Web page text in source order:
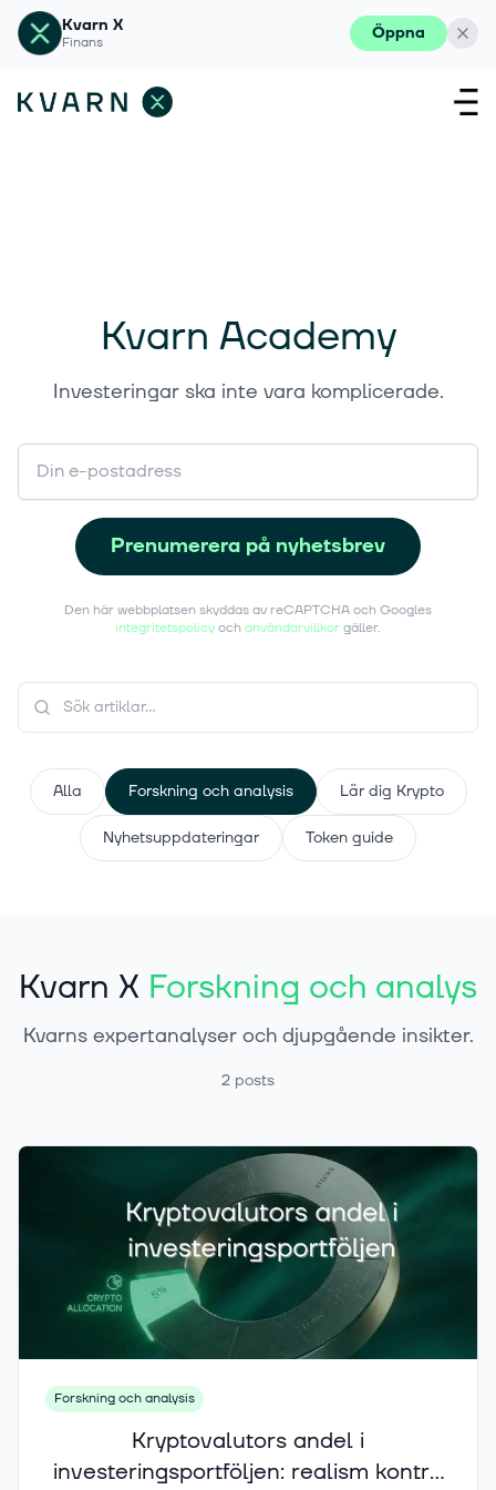
Kvarn X
Finans Öppna
Kvarn Academy
Investeringar ska inte vara komplicerade.
Prenumerera på nyhetsbrev
Den här webbplatsen skyddas av reCAPTCHA och Googles
integritetspolicyoch användarvillkorgäller.
Alla Forskning och analysis Lär dig Krypto
Nyhetsuppdateringar Token guide
Kvarn X Forskning och analys
Kvarns expertanalyser och djupgående insikter.
2 posts
Forskning och analysis
Kryptovalutors andel i
investeringsportföljen: realism kontra